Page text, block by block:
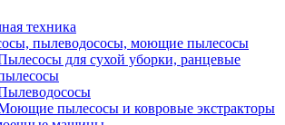
техника
пылеводососы, моющие пылесосы
для сухой уборки, ранцевые
пылесосы и ковровые экстракторы